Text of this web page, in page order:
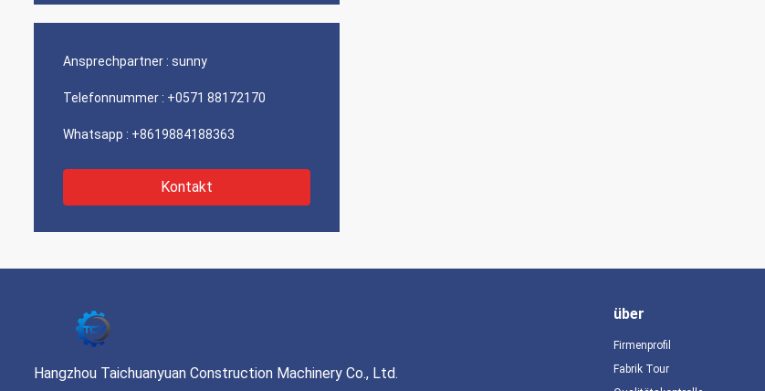
Ansprechpartner : sunny
Telefonnummer : +0571 88172170
Whatsapp : +8619884188363
Kontakt
Hangzhou Taichuanyuan Construction Machinery Co., Ltd.
über
Firmenprofil
Fabrik Tour